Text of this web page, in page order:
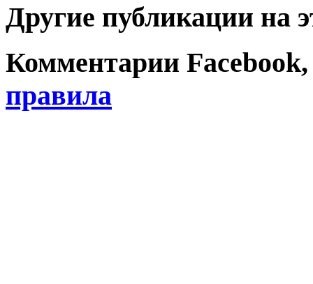
Другие публикации на
Комментарии
правила